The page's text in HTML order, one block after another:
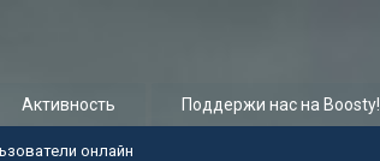
онлайн
Активность Поддержи нас на Boosty!